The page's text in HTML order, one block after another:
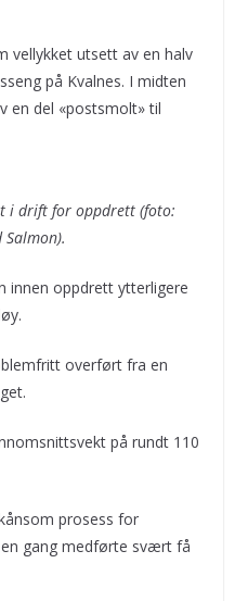
vellykket utsett av en halv
på Kvalnes. I midten
en del «postsmolt» til
i drift for oppdrett (foto:
innen oppdrett ytterligere
overført fra en
på rundt 110
prosess for
gang medførte svært få